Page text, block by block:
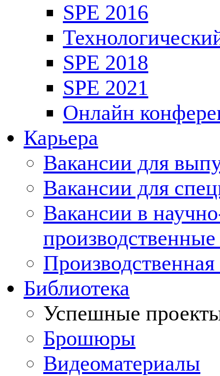
SPE 2016
SPE 2018
SPE 2021
Онлайн
Карьера
Вакансии для
Вакансии для
Вакансии в
Производственная
Библиотека
Успешные
Брошюры
Видеоматериалы